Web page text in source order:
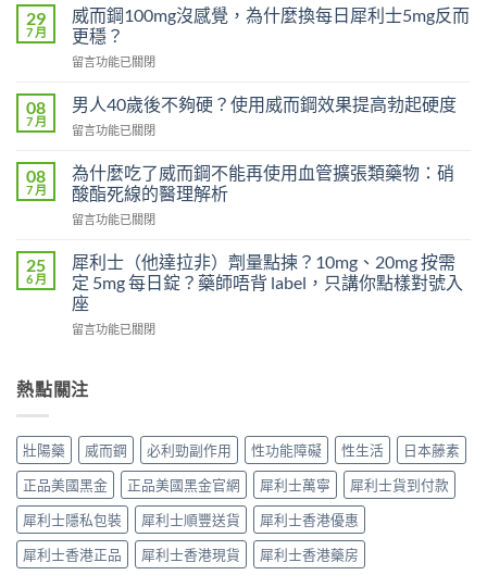
利
勁
對
早
有
嗎？
了
沒
效
著
怪
藥，
先
這
5
事〉
29
7 月
威而鋼100mg沒感覺，為什麼換每日犀利士5mg反而
更穩？
在
而
鋼
100mg
感
覺，
什
換
每
日
利
反
穩？〉
中
留言功能已關閉
08
7 月
男人40歲後不夠硬？使用威而鋼效果提高勃起硬度
在
人
40
歲
後
夠
硬？
使
用
威
效
高
勃
起
硬
度〉
中
留言功能已關閉
08
7 月
為什麼吃了威而鋼不能再使用血管擴張類藥物：硝
酸酯死線的醫理解析
在
什
麼
吃
了
威
不
使
用
血
管
擴
張
類
藥
留言功能已關閉
25
6 月
犀利士（他達拉非）劑量點揀？10mg、20mg 按需
定 5mg 每日錠？藥師唔背 label，只講你點樣對號入
座
在
士
（他
拉
非）
劑
量
點
揀？
10mg、
20mg
留言功能已關閉
熱點關注
壯陽藥 威而鋼 必利勁副作用 性功能障礙 性生活
日本藤素
正品美國黑金
正品美國黑金官網 犀利士萬寧
犀利士貨到付款
犀利士隱私包裝
犀利士順豐送貨
犀利士香港優惠
犀利士香港正品
犀利士香港現貨 犀利士香港藥房